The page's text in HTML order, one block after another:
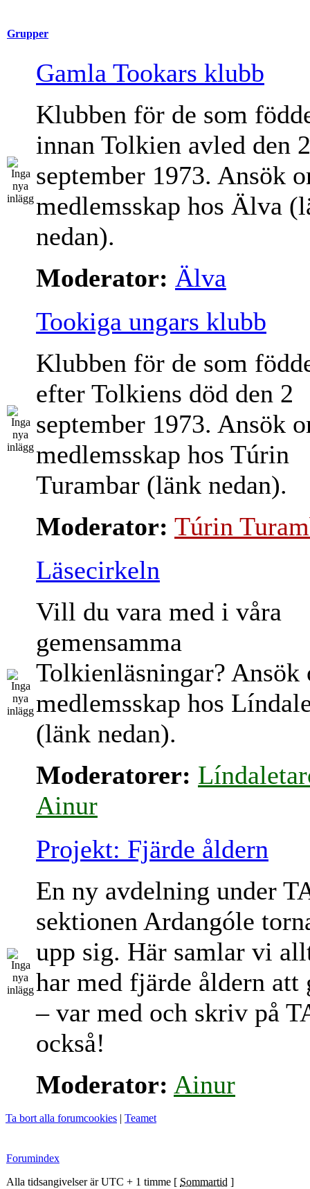
Grupper
Gamla Tookars klubb
Klubben för de som
innan Tolkien avled den 2
september 1973. Ansök
medlemsskap hos Älva
nedan).
Moderator: Älva
Tookiga ungars klubb
Klubben för de som
efter Tolkiens död den 2
september 1973. Ansök
medlemsskap hos Túrin
Turambar (länk nedan).
Moderator: Túrin
Läsecirkeln
Vill du vara med i våra
gemensamma
Tolkienläsningar? Ansök
medlemsskap hos
(länk nedan).
Moderatorer:
Ainur
Projekt: Fjärde åldern
En ny avdelning under
sektionen Ardangóle
upp sig. Här samlar vi
har med fjärde åldern att
– var med och skriv på
också!
Moderator: Ainur
Ta bort alla forumcookies | Teamet
Forumindex
Alla tidsangivelser är UTC + 1 timme [ Sommartid ]